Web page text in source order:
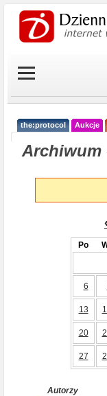
the:protocol Aukcje
Archiwum
Po
6
13
20
27
Autorzy